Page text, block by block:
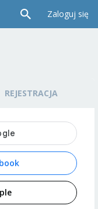
Zaloguj się
REJESTRACJA